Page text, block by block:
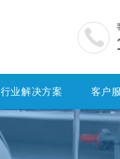
行业解决方案 客户